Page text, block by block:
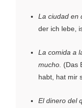
La ciudad en
der ich lebe,
La comida a
mucho. (Das
habt, hat mir
El dinero del